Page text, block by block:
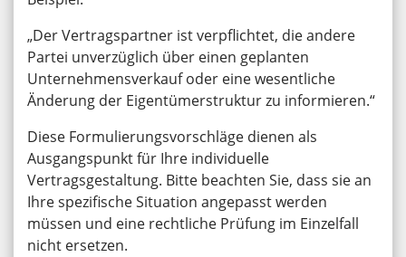
„Der Vertragspartner ist verpflichtet, die andere
Partei unverzüglich über einen geplanten
Unternehmensverkauf oder eine wesentliche
Änderung der Eigentümerstruktur zu informieren.“
Diese Formulierungsvorschläge dienen als
Ausgangspunkt für Ihre individuelle
Vertragsgestaltung. Bitte beachten Sie, dass sie an
Ihre spezifische Situation angepasst werden
müssen und eine rechtliche Prüfung im Einzelfall
nicht ersetzen.